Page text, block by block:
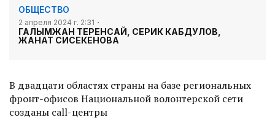
ОБЩЕСТВО
2 апреля 2024 г. 2:31
ГАЛЫМЖАН ТЕРЕНСАЙ, СЕРИК КАБДУЛОВ,
ЖАНАТ СИСЕКЕНОВА
В двадцати областях страны на базе региональных
фронт-офисов Национальной волонтерской сети
созданы call-центры